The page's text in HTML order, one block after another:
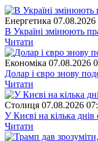
Енергетика 07.08.2026
В Україні змінюють
Читати
Економіка 07.08.2026
Долар і євро знову
Читати
Столиця 07.08.2026
У Києві на кілька
Читати